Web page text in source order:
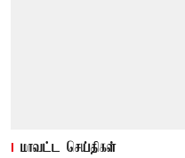
மாவட்ட செய்திகள்